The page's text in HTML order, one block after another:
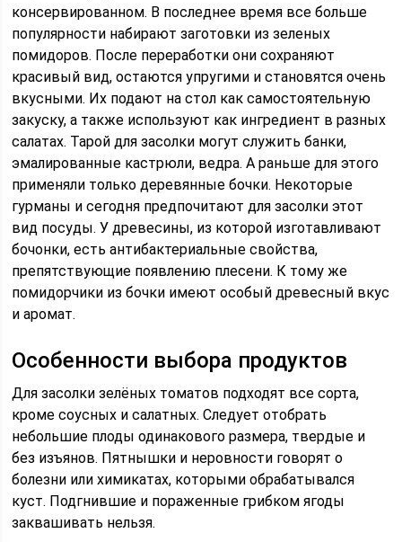
консервированном. В последнее время все больше
популярности набирают заготовки из зеленых
помидоров. После переработки они сохраняют
красивый вид, остаются упругими и становятся очень
вкусными. Их подают на стол как самостоятельную
закуску, а также используют как ингредиент в разных
салатах. Тарой для засолки могут служить банки,
эмалированные кастрюли, ведра. А раньше для этого
применяли только деревянные бочки. Некоторые
гурманы и сегодня предпочитают для засолки этот
вид посуды. У древесины, из которой изготавливают
бочонки, есть антибактериальные свойства,
препятствующие появлению плесени. К тому же
помидорчики из бочки имеют особый древесный вкус
и аромат.
Особенности выбора продуктов
Для засолки зелёных томатов подходят все сорта,
кроме соусных и салатных. Следует отобрать
небольшие плоды одинакового размера, твердые и
без изъянов. Пятнышки и неровности говорят о
болезни или химикатах, которыми обрабатывался
куст. Подгнившие и пораженные грибком ягоды
заквашивать нельзя.